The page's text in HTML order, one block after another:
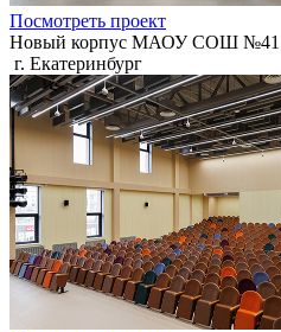
Посмотреть проект
Новый корпус МАОУ СОШ №41
г. Екатеринбург